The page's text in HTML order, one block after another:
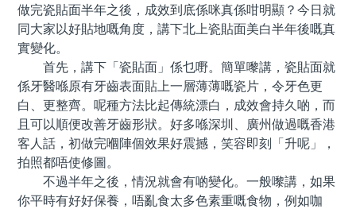
做完瓷貼面半年之後，成效到底係咪真係咁明顯？今日就
同大家以好貼地嘅角度，講下北上瓷貼面美白半年後嘅真
實變化。
首先，講下「瓷貼面」係乜嘢。簡單嚟講，瓷貼面就
係牙醫喺原有牙齒表面貼上一層薄薄嘅瓷片，令牙色更
白、更整齊。呢種方法比起傳統漂白，成效會持久啲，而
且可以順便改善牙齒形狀。好多喺深圳、廣州做過嘅香港
客人話，初做完嗰陣個效果好震撼，笑容即刻「升呢」，
拍照都唔使修圖。
不過半年之後，情況就會有啲變化。一般嚟講，如果
你平時有好好保養，唔亂食太多色素重嘅食物，例如咖